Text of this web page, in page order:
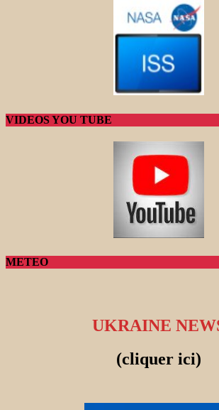
VIDEOS YOU TUBE
METEO
UKRAINE
(cliquer ici)